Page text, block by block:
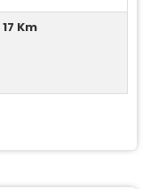
17 Km